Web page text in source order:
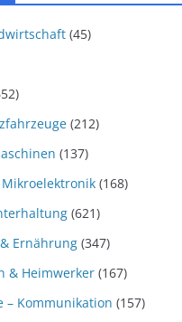
(45)
(212)
(137)
(168)
(621)
Ernährung(347)
& Heimwerker(167)
– Kommunikation (157)